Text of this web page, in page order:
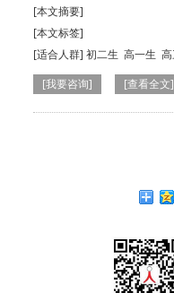
[本文摘要]
[本文标签]
[适合人群] 初二生 高一生
[我要咨询]
[查看全文]